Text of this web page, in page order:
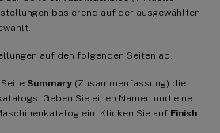
basierend auf der ausgewählten
auf den folgenden Seiten ab.
Summary (Zusammenfassung) die
Geben Sie einen Namen und eine
ein. Klicken Sie auf Finish